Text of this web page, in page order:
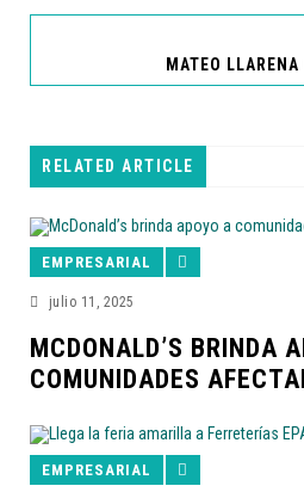
RELATED ARTICLE
EMPRESARIAL
julio 11, 2025
MCDONALD’S BRINDA
COMUNIDADES
EMPRESARIAL